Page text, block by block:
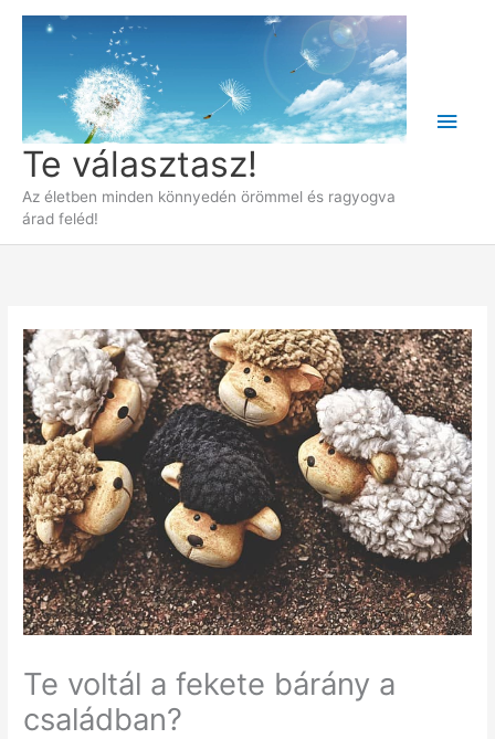
Skip
Te választasz!
Az életben minden könnyedén örömmel és ragyogva
árad feléd!
Main
Te voltál a fekete bárány a
családban?